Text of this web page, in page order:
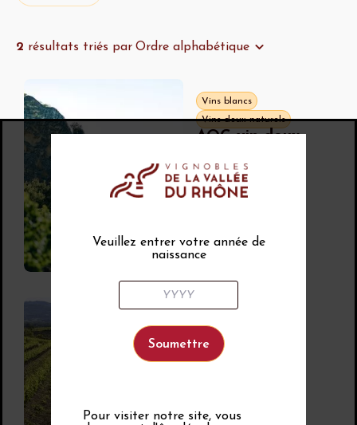
2 résultats triés par Ordre alphabétique
Vins blancs
Vins doux naturels
AOC vin doux
Muscat de
Beaumes-de-
Venise
Muscat à petits
grains rouge
Vins doux naturels
Vins rosés
naturel
Veuillez entrer votre année de
naissance
Pour visiter notre site, vous